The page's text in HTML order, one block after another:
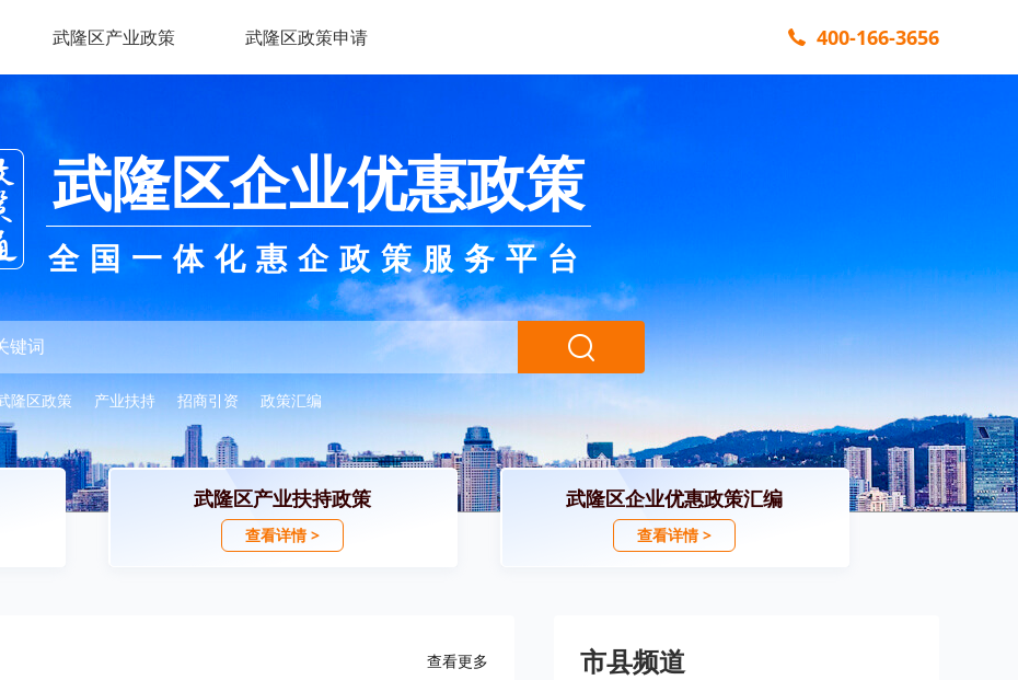
武隆区产业政策 武隆区政策申请 400-166-3656
武隆区企业优惠政策
全国一体化惠企政策服务平台
隆区政策 产业扶持 招商引资 政策汇编
武隆区产业扶持政策
查看详情 >
武隆区企业优惠政策汇编
查看详情 >
查看更多 市县频道